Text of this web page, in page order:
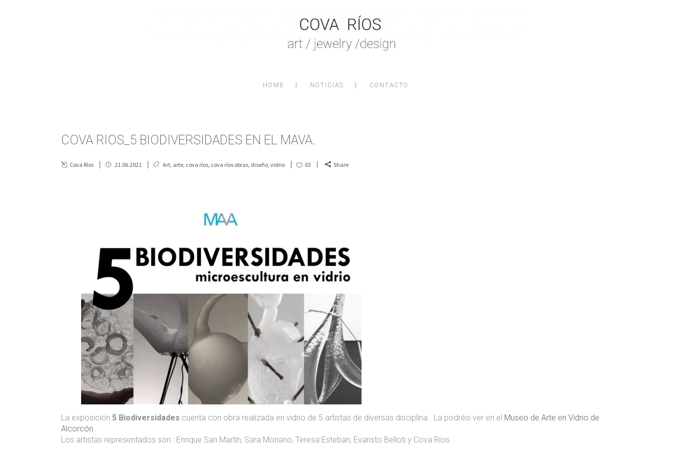
HOME NOTICIAS CONTACTO
COVA RIOS_5 BIODIVERSIDADES EN EL MAVA.
Cova Ríos 21.06.2021 Art, arte, cova ríos, cova ríos obras, diseño, vidrio 63 Share
La exposición 5 Biodiversidades cuenta con obra realizada en vidrio de 5 artistas de diversas disciplina . La podréis ver en el Museo de Arte en Vidrio de
Alcorcón.
Los artistas representados son : Enrique San Martín, Sara Moriano, Teresa Esteban, Evaristo Belloti y Cova Ríos.